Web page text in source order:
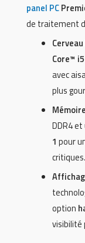
panel PC
de traitement
Core™
avec
plus
DDR4
1 pour
critiques.
option
visibilité